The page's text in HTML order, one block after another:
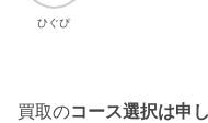
ひぐぴ
買取のコース選択は申